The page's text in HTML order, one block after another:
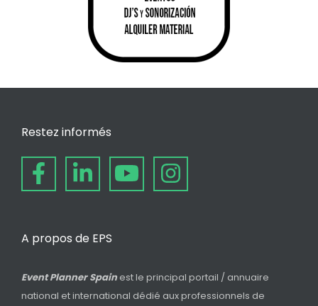
Restez informés
A propos de EPS
Event Planner Spain est le principal portail / annuaire
national et international dédié aux professionnels de